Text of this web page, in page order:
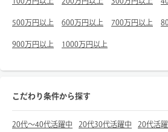
500万円以上 600万円以上 700万円以上
900万円以上 1000万円以上
こだわり条件から探す
20代～40代活躍中 20代30代活躍中 20代活